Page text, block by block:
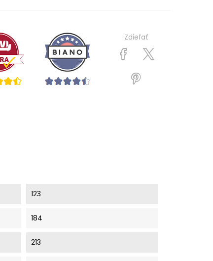
Zdieľať
123
184
213